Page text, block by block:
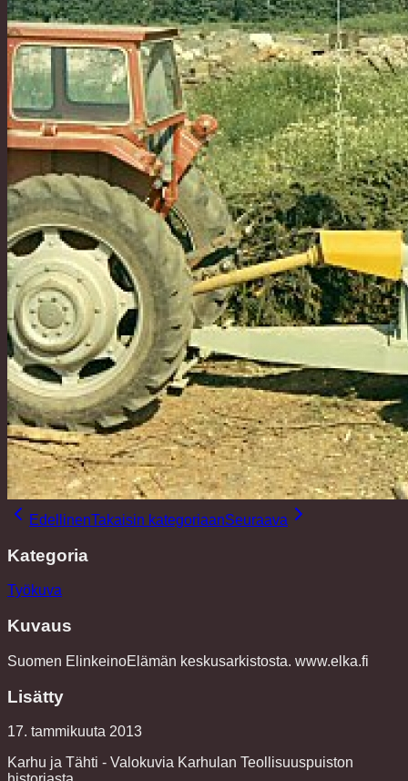
EdellinenTakaisin kategoriaanSeuraava
Kategoria
Työkuva
Kuvaus
Suomen ElinkeinoElämän keskusarkistosta. www.elka.fi
Lisätty
17. tammikuuta 2013
Karhu ja Tähti - Valokuvia Karhulan Teollisuuspuiston